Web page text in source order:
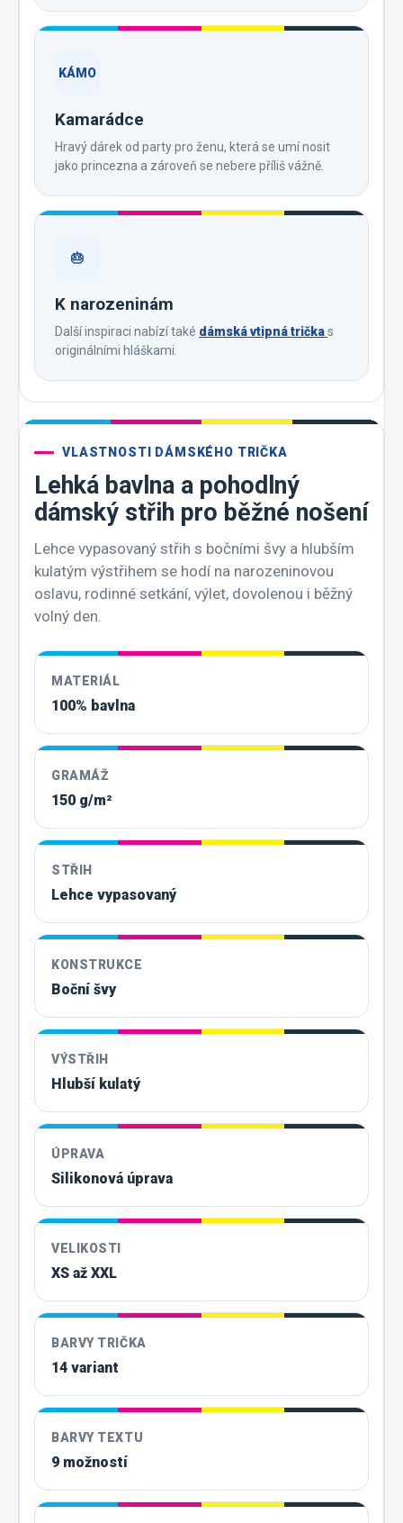
KÁMO
Kamarádce
Hravý dárek od party pro ženu, která se umí nosit
jako princezna a zároveň se nebere příliš vážně.
🎂
K narozeninám
Další inspiraci nabízí také dámská vtipná tričkas
originálními hláškami.
VLASTNOSTI DÁMSKÉHO TRIČKA
Lehká bavlna a pohodlný
dámský střih pro běžné nošení
Lehce vypasovaný střih s bočními švy a hlubším
kulatým výstřihem se hodí na narozeninovou
oslavu, rodinné setkání, výlet, dovolenou i běžný
volný den.
MATERIÁL
100% bavlna
GRAMÁŽ
150 g/m²
STŘIH
Lehce vypasovaný
KONSTRUKCE
Boční švy
VÝSTŘIH
Hlubší kulatý
ÚPRAVA
Silikonová úprava
VELIKOSTI
XS až XXL
BARVY TRIČKA
14 variant
BARVY TEXTU
9 možností